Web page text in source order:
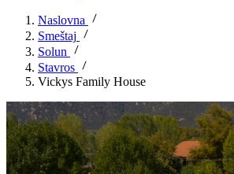
Naslovna
Smeštaj
Solun
Stavros
Vickys Family House